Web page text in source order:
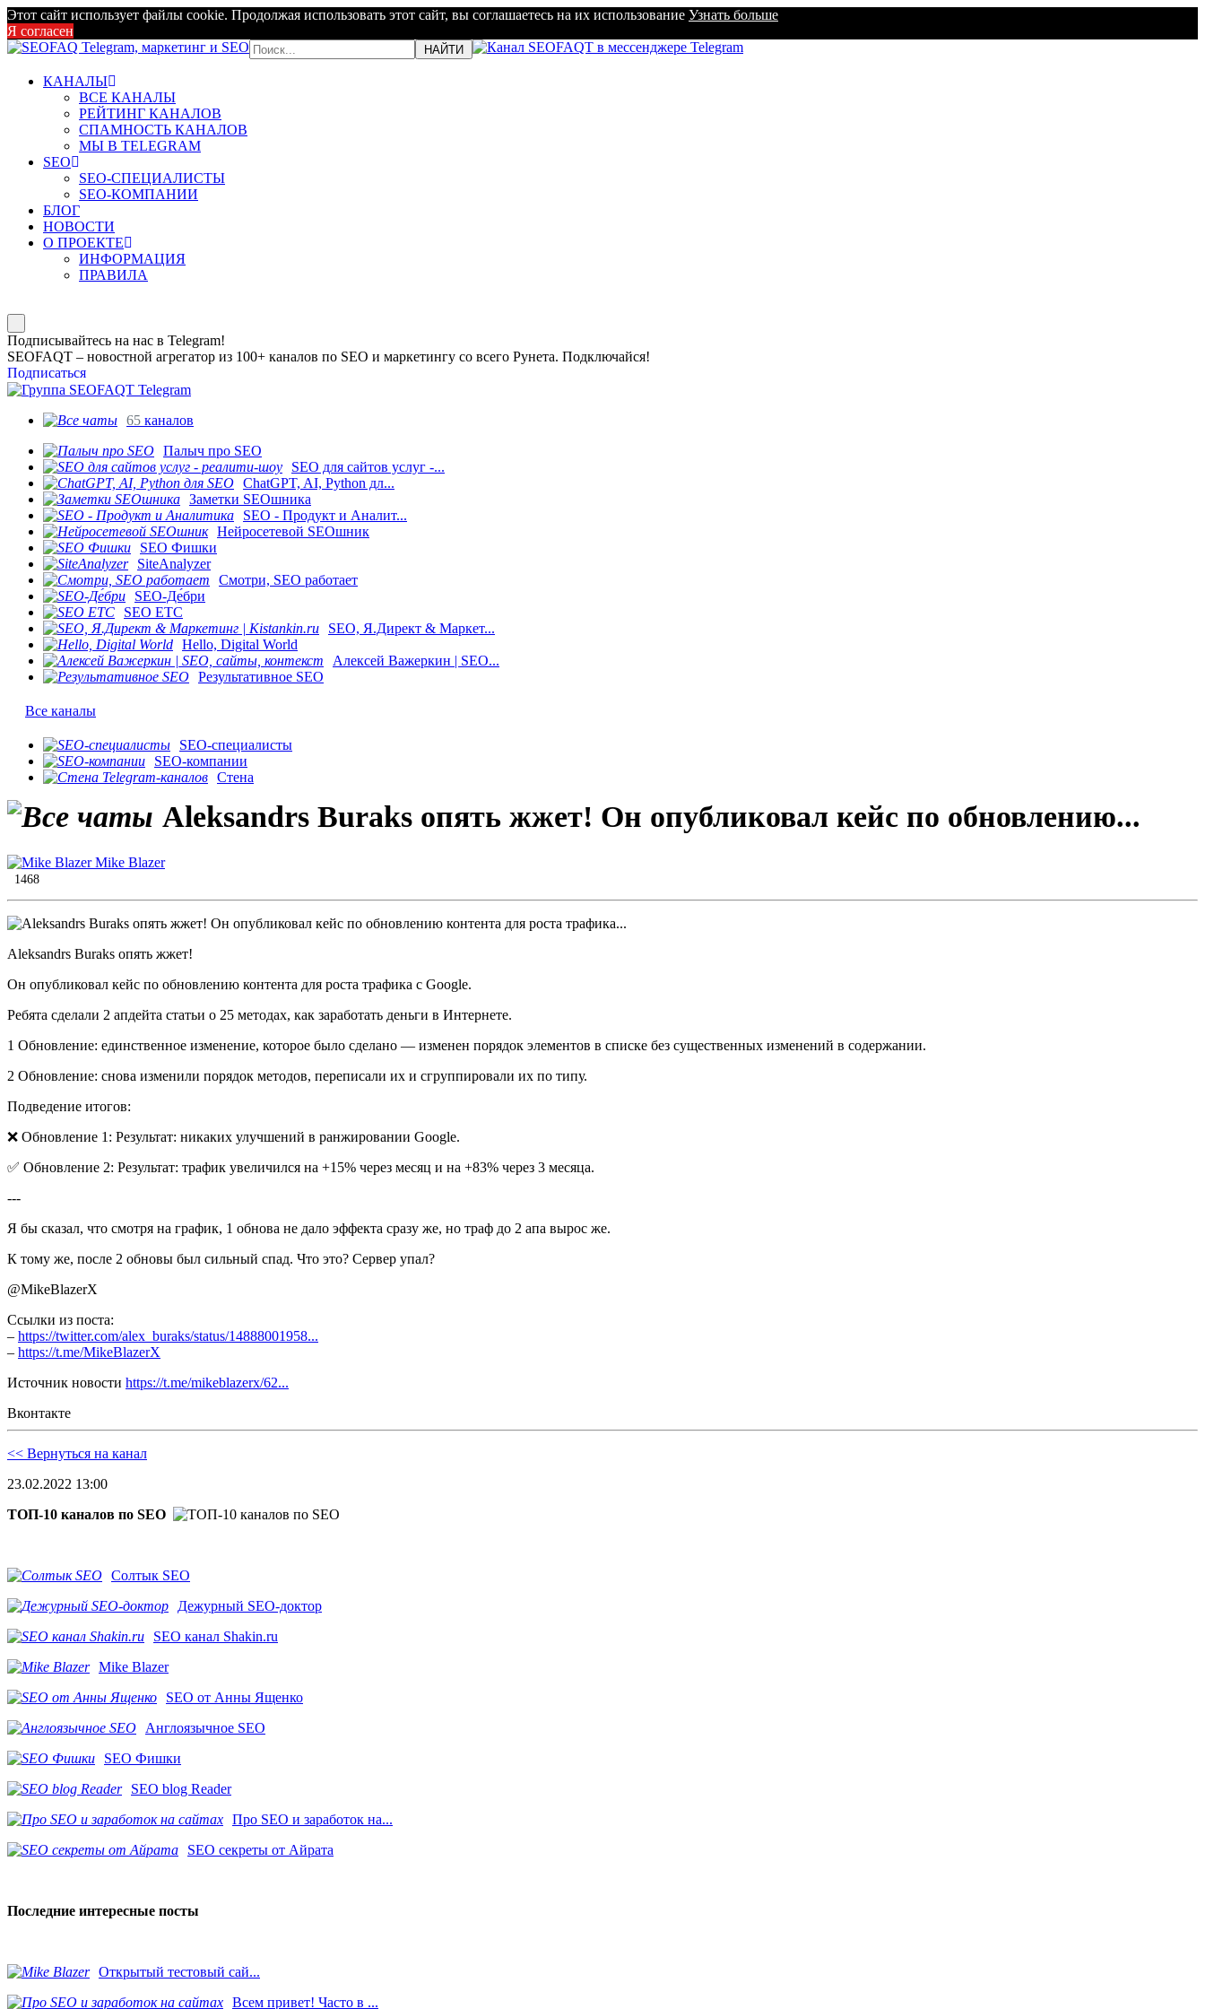
Этот сайт использует файлы cookie. Продолжая использовать этот сайт, вы соглашаетесь на их использование Узнать больше
Я согласен
КАНАЛЫ
ВСЕ КАНАЛЫ
РЕЙТИНГ КАНАЛОВ
СПАМНОСТЬ КАНАЛОВ
МЫ В TELEGRAM
SEO
SEO-СПЕЦИАЛИСТЫ
SEO-КОМПАНИИ
БЛОГ
НОВОСТИ
О ПРОЕКТЕ
ИНФОРМАЦИЯ
ПРАВИЛА
Подписывайтесь на нас в Telegram!
SEOFAQT – новостной агрегатор из 100+ каналов по SEO и маркетингу со всего Рунета. Подключайся!
Подписаться
65 каналов
Палыч про SEO
SEO для сайтов услуг -...
ChatGPT, AI, Python дл...
Заметки SEOшника
SEO - Продукт и Аналит...
Нейросетевой SEOшник
SEO Фишки
SiteAnalyzer
Смотри, SEO работает
SEO-Де́бри
SEO ETC
SEO, Я.Директ & Маркет...
Hello, Digital World
Алексей Важеркин | SEO...
Результативное SEO
Все каналы
SEO-специалисты
SEO-компании
Стена
Aleksandrs Buraks опять жжет! Он опубликовал кейс по обновлению...
Mike Blazer
1468
Aleksandrs Buraks опять жжет!
Он опубликовал кейс по обновлению контента для роста трафика с Google.
Ребята сделали 2 апдейта статьи о 25 методах, как заработать деньги в Интернете.
1 Обновление: единственное изменение, которое было сделано — изменен порядок элементов в списке без существенных изменений в содержании.
2 Обновление: снова изменили порядок методов, переписали их и сгруппировали их по типу.
Подведение итогов:
❌ Обновление 1: Результат: никаких улучшений в ранжировании Google.
✅ Обновление 2: Результат: трафик увеличился на +15% через месяц и на +83% через 3 месяца.
---
Я бы сказал, что смотря на график, 1 обнова не дало эффекта сразу же, но траф до 2 апа вырос же.
К тому же, после 2 обновы был сильный спад. Что это? Сервер упал?
@MikeBlazerX
Ссылки из поста:
– https://twitter.com/alex_buraks/status/14888001958...
– https://t.me/MikeBlazerX
Источник новости https://t.me/mikeblazerx/62...
Вконтакте
<< Вернуться на канал
23.02.2022 13:00
ТОП-10 каналов по SEO
Солтык SEO
Дежурный SEO-доктор
SEO канал Shakin.ru
Mike Blazer
SEO от Анны Ященко
Англоязычное SEO
SEO Фишки
SEO blog Reader
Про SEO и заработок на...
SEO секреты от Айрата
Последние интересные посты
​Открытый тестовый сай...
Всем привет! Часто в ...